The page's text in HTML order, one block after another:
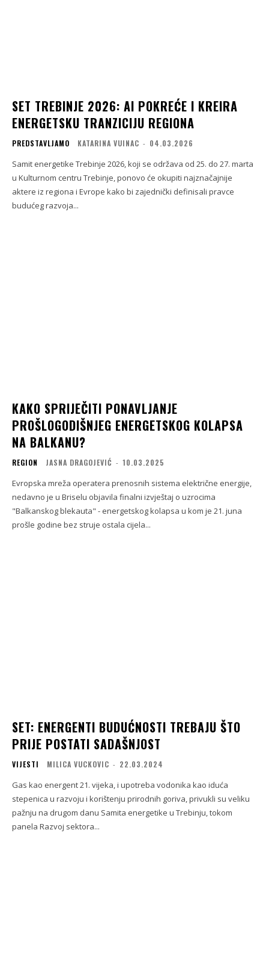
SET TREBINJE 2026: AI POKREĆE I KREIRA
ENERGETSKU TRANZICIJU REGIONA
PREDSTAVLJAMO KATARINA VUINAC - 04.03.2026
Samit energetike Trebinje 2026, koji se održava od 25. do 27. marta
u Kulturnom centru Trebinje, ponovo će okupiti najznačajnije
aktere iz regiona i Evrope kako bi zajednički definisali pravce
budućeg razvoja...
KAKO SPRIJEČITI PONAVLJANJE
PROŠLOGODIŠNJEG ENERGETSKOG KOLAPSA
NA BALKANU?
REGION JASNA DRAGOJEVIĆ - 10.03.2025
Evropska mreža operatera prenosnih sistema električne energije,
nedavno je u Briselu objavila finalni izvještaj o uzrocima
"Balkanskog blekauta" - energetskog kolapsa u kom je 21. juna
prošle godine bez struje ostala cijela...
SET: ENERGENTI BUDUĆNOSTI TREBAJU ŠTO
PRIJE POSTATI SADAŠNJOST
VIJESTI MILICA VUCKOVIC - 22.03.2024
Gas kao energent 21. vijeka, i upotreba vodonika kao iduća
stepenica u razvoju i korištenju prirodnih goriva, privukli su veliku
pažnju na drugom danu Samita energetike u Trebinju, tokom
panela Razvoj sektora...